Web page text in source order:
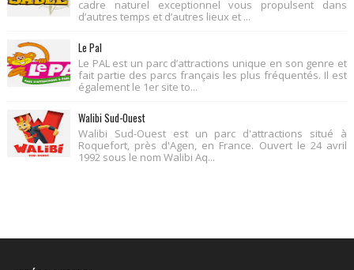
cadre naturel exceptionnel vous propulsent dans
d’autres temps et d’autres lieux et ...
Le Pal
Le PAL est un parc d’attractions unique en son genre et
fait partie des parcs français les plus fréquentés. Il est
également le 1er site to...
Walibi Sud-Ouest
Walibi Sud-Ouest est un parc d'attractions situé à
Roquefort, près d'Agen, en France. Ouvert le 24 avril
1992 sous le nom Walibi Aq...